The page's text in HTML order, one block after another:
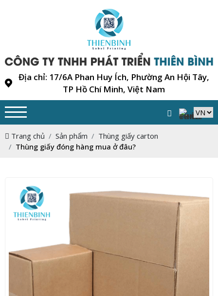
Địa chỉ: 17/6A Phan Huy Ích, Phường An Hội Tây,
TP Hồ Chí Minh, Việt Nam
Trang chủ Sản phẩm
Thùng giấy carton
Thùng giấy đóng hàng mua ở đâu?